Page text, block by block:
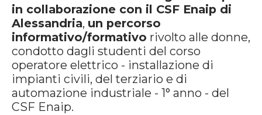
in collaborazione con il CSF Enaip di
Alessandria, un percorso
informativo/formativo rivolto alle donne,
condotto dagli studenti del corso
operatore elettrico - installazione di
impianti civili, del terziario e di
automazione industriale - 1° anno - del
CSF Enaip.